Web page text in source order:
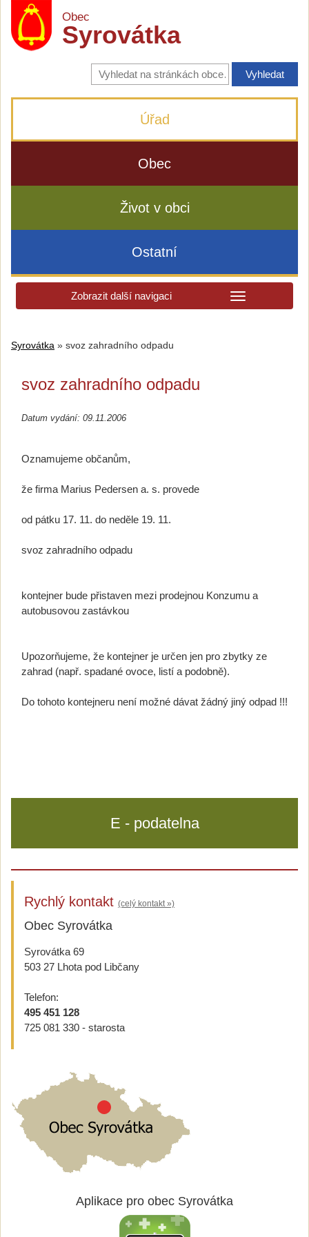
Obec
Syrovátka
Vyhledávání
na
stránkách
Úřad
Obec
Život v obci
Ostatní
Zobrazit další navigaci
Syrovátka » svoz zahradního odpadu
svoz zahradního odpadu
Datum vydání: 09.11.2006
Oznamujeme občanům,
že firma Marius Pedersen a. s. provede
od pátku 17. 11. do neděle 19. 11.
svoz zahradního odpadu
kontejner bude přistaven mezi prodejnou Konzumu a
autobusovou zastávkou
Upozorňujeme, že kontejner je určen jen pro zbytky ze
zahrad (např. spadané ovoce, listí a podobně).
Do tohoto kontejneru není možné dávat žádný jiný odpad !!!
E - podatelna
Rychlý kontakt (celý kontakt »)
Obec Syrovátka
Syrovátka 69
503 27 Lhota pod Libčany
Telefon:
495 451 128
725 081 330 - starosta
Aplikace pro obec Syrovátka